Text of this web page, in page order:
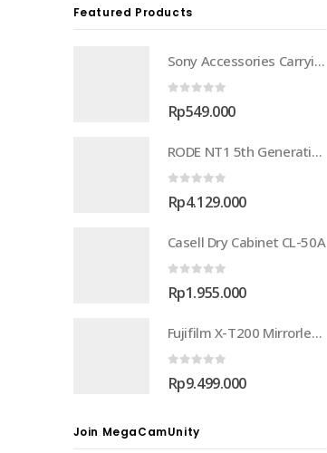
Featured Products
Sony Accessories Carrying Case (LCS-BBK/CC)
Rp549.000
RODE NT1 5th Generation Large-Diaphragm Cardioid Condenser XLR/USB Microphone
Rp4.129.000
Casell Dry Cabinet CL-50A
Rp1.955.000
Fujifilm X-T200 Mirrorless Digital Camera
Rp9.499.000
Join MegaCamUnity